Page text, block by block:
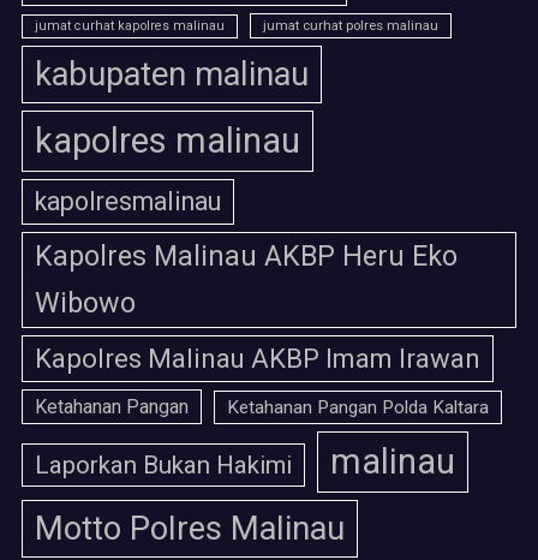
jumat curhat kapolres malinau jumat curhat polres malinau
kabupaten malinau
kapolres malinau
kapolresmalinau
Kapolres Malinau AKBP Heru Eko
Wibowo
Kapolres Malinau AKBP Imam Irawan
Ketahanan Pangan Ketahanan Pangan Polda Kaltara
Laporkan Bukan Hakimi malinau
Motto Polres Malinau